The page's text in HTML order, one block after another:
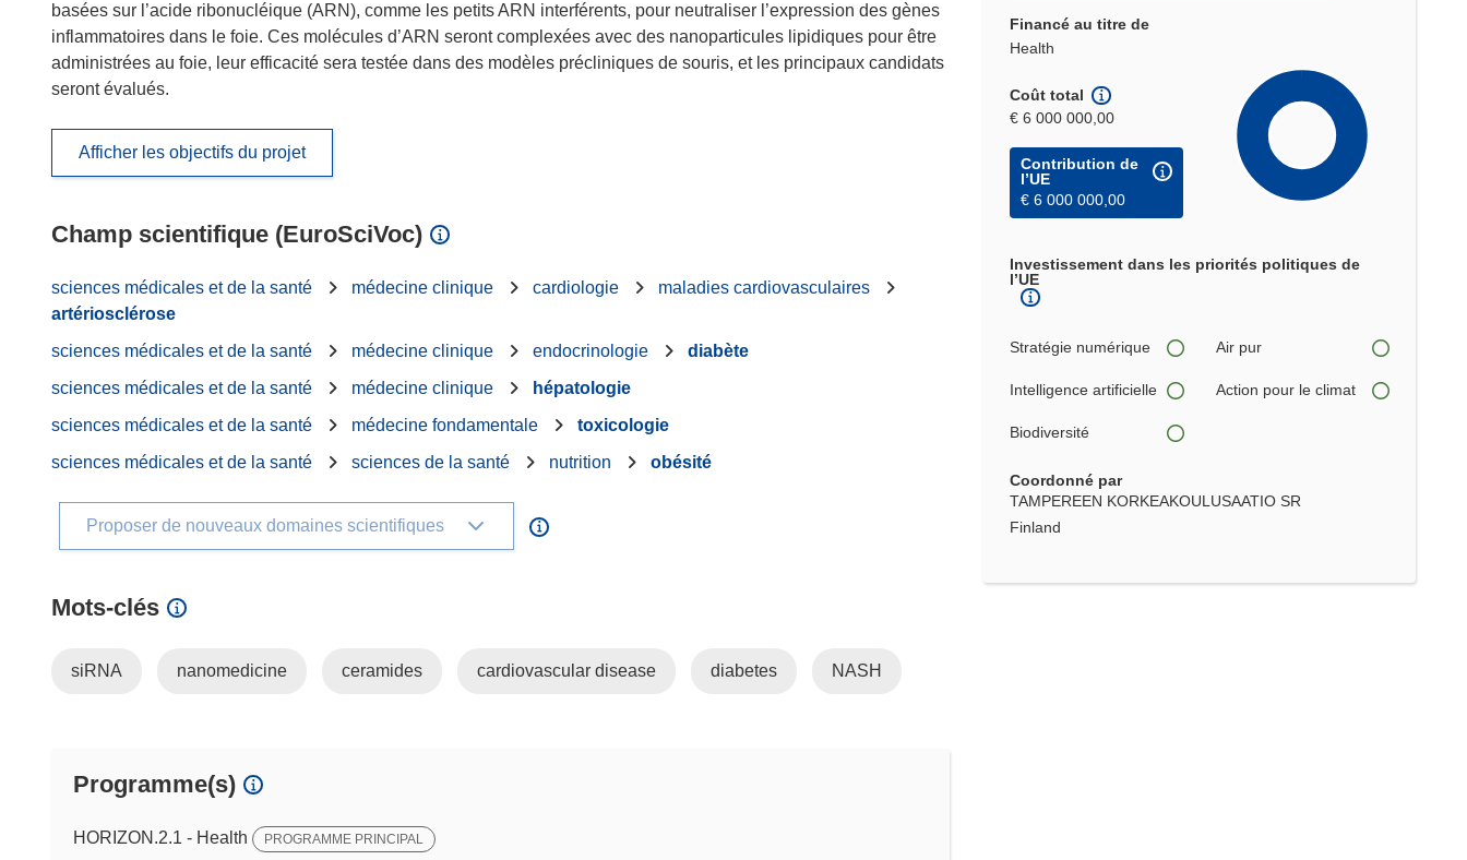
Financé au titre de
Health
Coût total
€ 6 000 000,00
Contribution de
l’UE
€ 6 000 000,00
Investissement dans les priorités politiques de
l’UE
Stratégie numérique Air pur
Intelligence artificielle Action pour le climat
Biodiversité
Coordonné par
TAMPEREEN KORKEAKOULUSAATIO SR
Finland
basées sur l’acide ribonucléique (ARN), comme les petits ARN interférents, pour neutraliser l’expression des gènes
inflammatoires dans le foie. Ces molécules d’ARN seront complexées avec des nanoparticules lipidiques pour être
administrées au foie, leur efficacité sera testée dans des modèles précliniques de souris, et les principaux candidats
seront évalués.
Afficher les objectifs du projet
Champ scientifique (EuroSciVoc)
sciences médicales et de la santé médecine clinique cardiologie
maladies cardiovasculaires
artériosclérose
sciences médicales et de la santé
médecine clinique endocrinologie
diabète
sciences médicales et de la santé
médecine clinique
hépatologie
sciences médicales et de la santé
médecine fondamentale
toxicologie
sciences médicales et de la santé
sciences de la santé nutrition obésité
Proposer de nouveaux domaines scientifiques
Mots‑clés
siRNA nanomedicine ceramides cardiovascular disease diabetes NASH
Programme(s)
HORIZON.2.1 - Health PROGRAMME PRINCIPAL